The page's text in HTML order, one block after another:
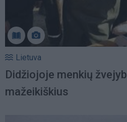
Lietuva
Didžiojoje menkių
mažeikiškius